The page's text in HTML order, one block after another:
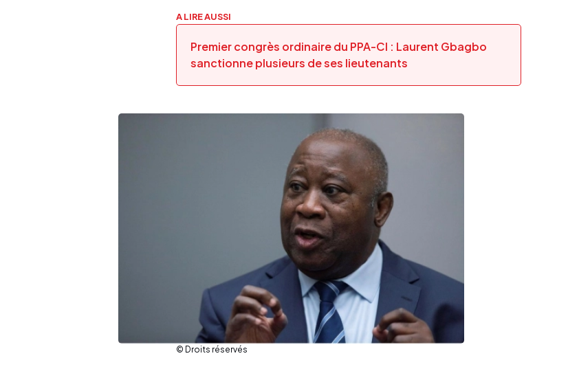
A LIRE AUSSI
Premier congrès ordinaire du PPA-CI : Laurent Gbagbo
sanctionne plusieurs de ses lieutenants
© Droits réservés